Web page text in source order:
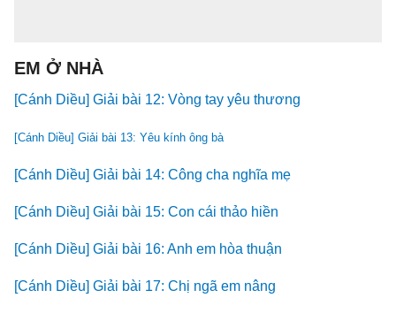
EM Ở NHÀ
[Cánh Diều] Giải bài 12: Vòng tay yêu thương
[Cánh Diều] Giải bài 13: Yêu kính ông bà
[Cánh Diều] Giải bài 14: Công cha nghĩa mẹ
[Cánh Diều] Giải bài 15: Con cái thảo hiền
[Cánh Diều] Giải bài 16: Anh em hòa thuận
[Cánh Diều] Giải bài 17: Chị ngã em nâng